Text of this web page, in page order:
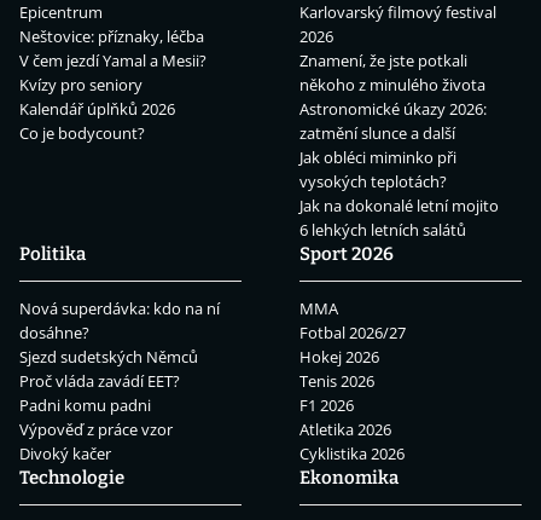
Epicentrum
Neštovice: příznaky, léčba
V čem jezdí Yamal a Mesii?
Kvízy pro seniory
Kalendář úplňků 2026
Co je bodycount?
Karlovarský filmový festival
2026
Znamení, že jste potkali
někoho z minulého života
Astronomické úkazy 2026:
zatmění slunce a další
Jak obléci miminko při
vysokých teplotách?
Jak na dokonalé letní mojito
6 lehkých letních salátů
Politika
Nová superdávka: kdo na ní
dosáhne?
Sjezd sudetských Němců
Proč vláda zavádí EET?
Padni komu padni
Výpověď z práce vzor
Divoký kačer
Sport 2026
MMA
Fotbal 2026/27
Hokej 2026
Tenis 2026
F1 2026
Atletika 2026
Cyklistika 2026
Technologie
Ekonomika